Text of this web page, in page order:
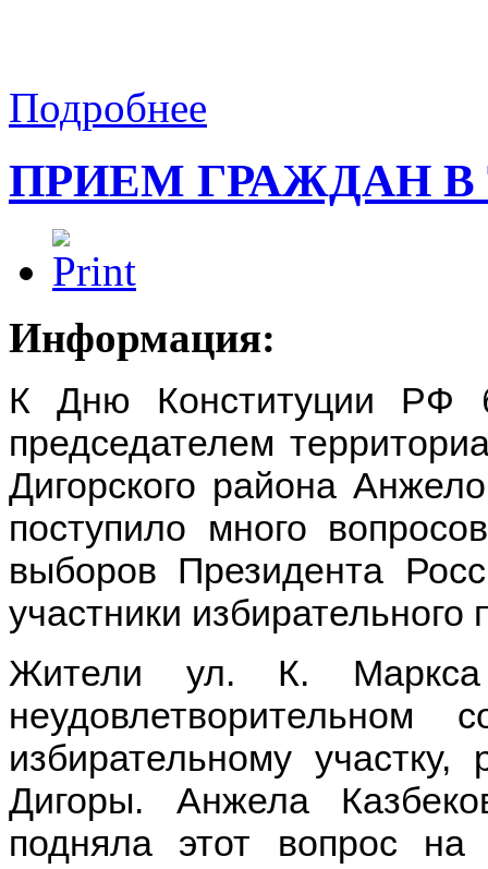
Подробнее
ПРИЕМ ГРАЖДАН В
Информация:
К Дню Конституции РФ
председателем
Дигорского района
поступило много
выборов Президента
участники избирательного
Жители ул. К.
избирательному
Дигоры. Анжела
подняла этот вопрос